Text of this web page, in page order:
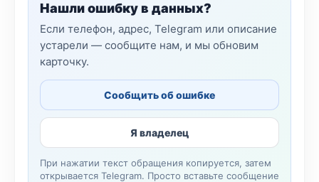
Нашли ошибку в данных?
Если телефон, адрес, Telegram или описание
устарели — сообщите нам, и мы обновим
карточку.
Сообщить об ошибке
Я владелец
При нажатии текст обращения копируется, затем
открывается Telegram. Просто вставьте сообщение